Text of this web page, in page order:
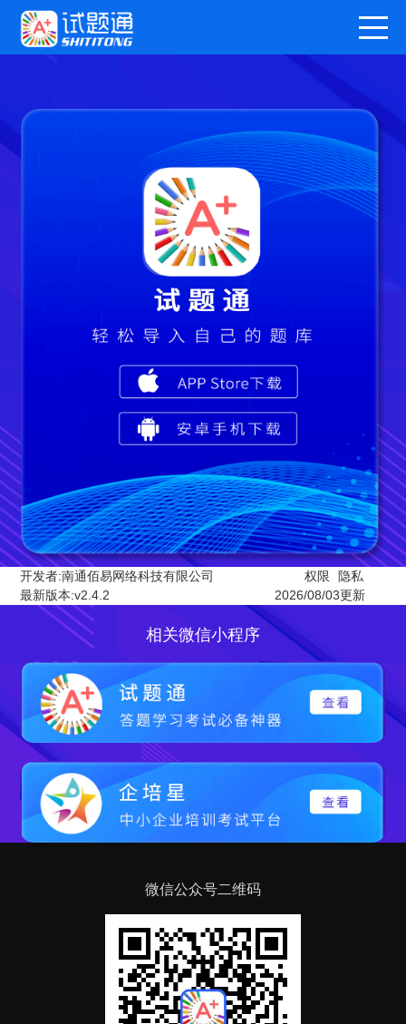
开发者:南通佰易网络科技有限公司 隐私
权限
最新版本:v2.4.2
2026/08/03更新
相关微信小程序
微信公众号二维码